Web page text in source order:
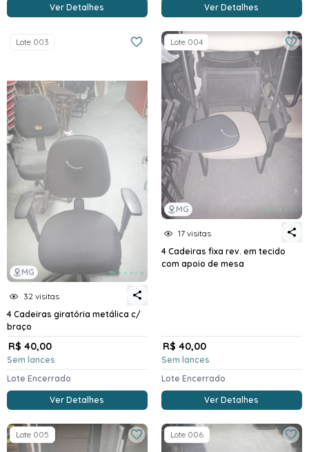
Ver Detalhes Ver Detalhes
MG
Lote 003
32 visitas
4 Cadeiras giratória metálica c/
braço
R$ 40,00
Sem lances
Lote Encerrado
Ver Detalhes
MG
Lote 004
17 visitas
4 Cadeiras fixa rev. em tecido
com apoio de mesa
R$ 40,00
Sem lances
Lote Encerrado
Ver Detalhes
Lote 005 Lote 006